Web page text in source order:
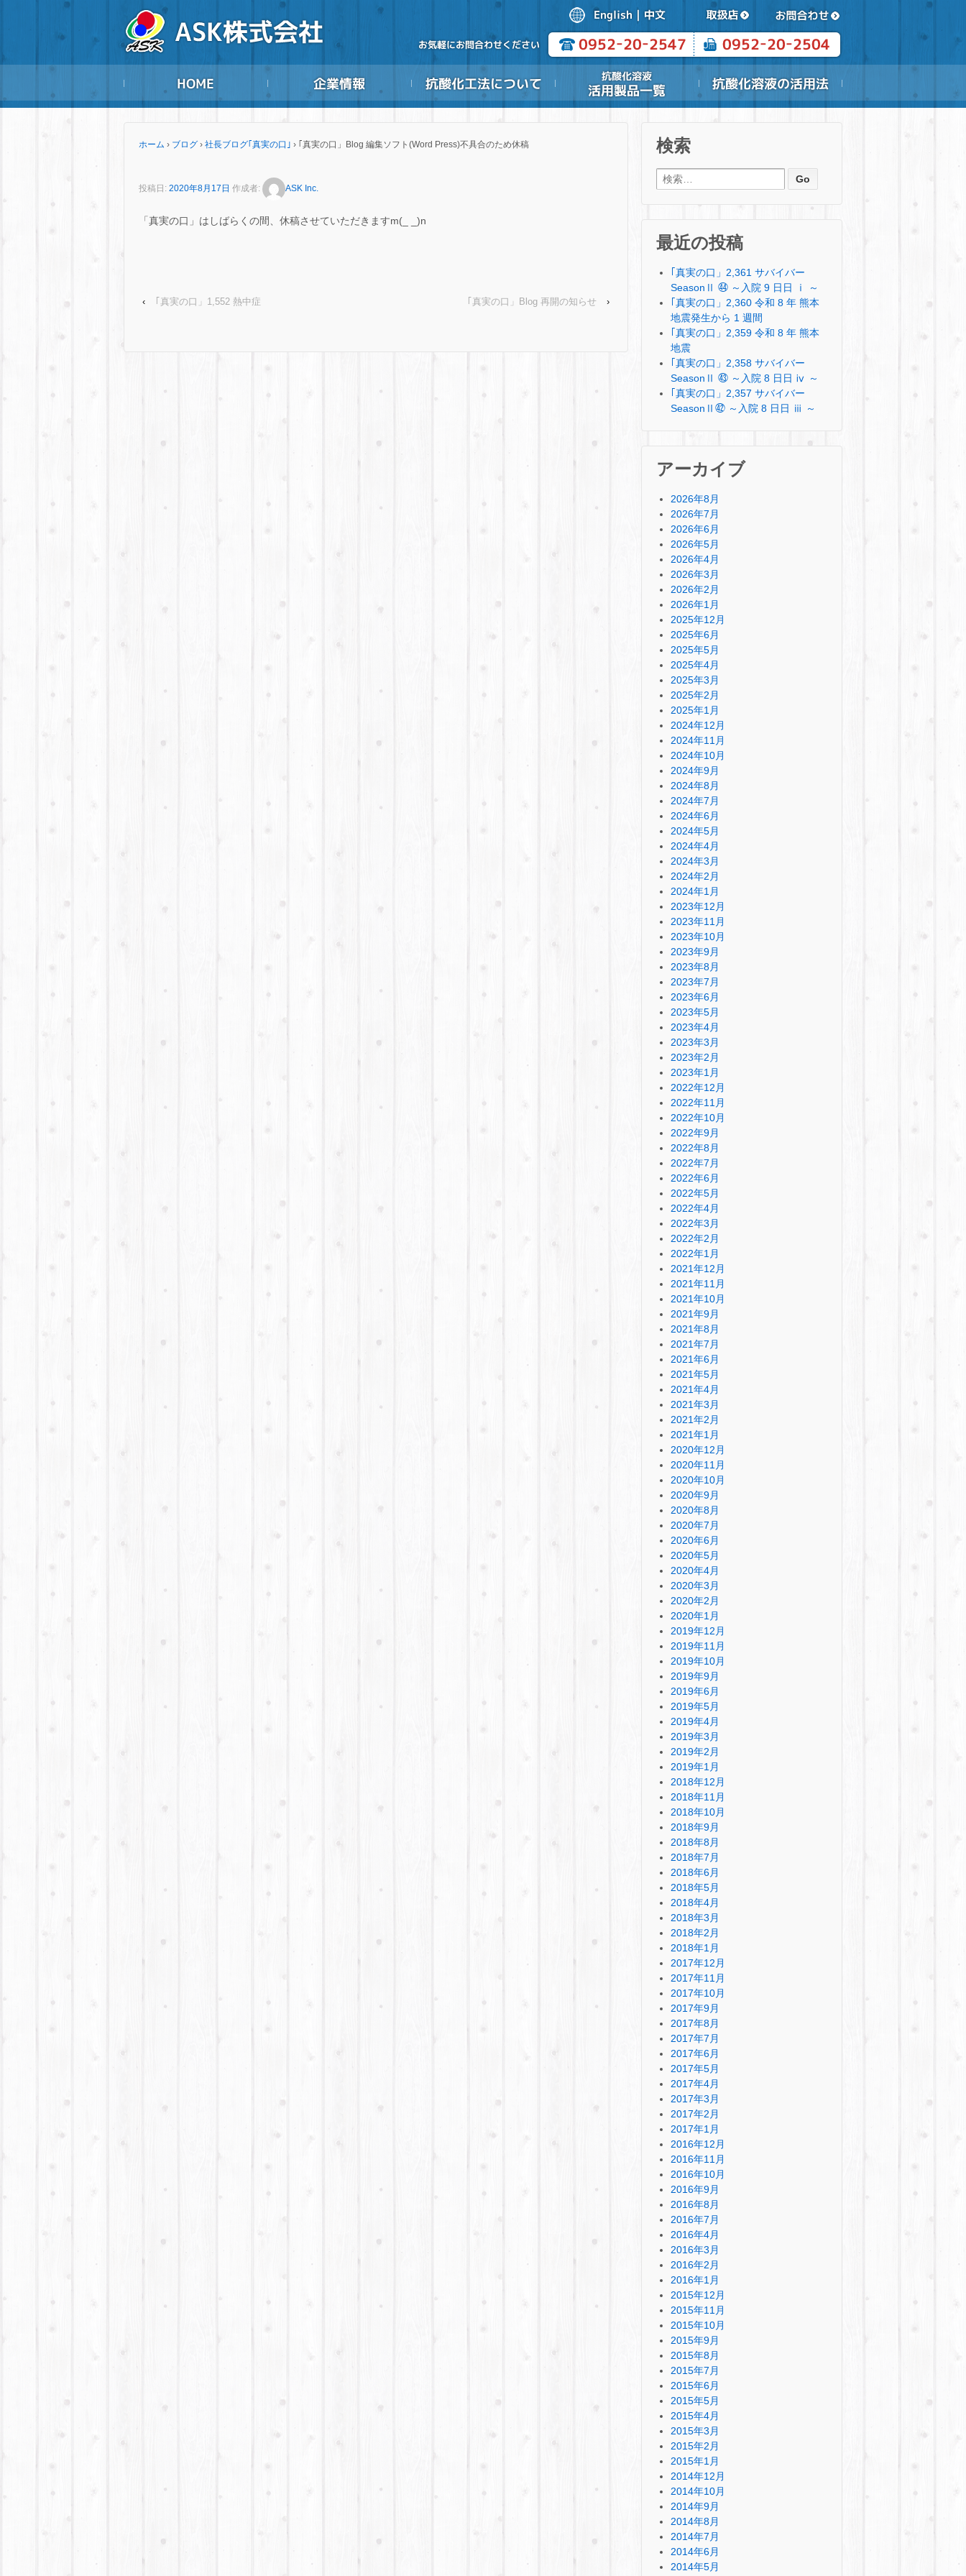
ホーム › ブログ › 社長ブログ｢真実の口｣ › ｢真実の口」Blog 編集ソフト(Word Press)不具合のため休稿
投稿日: 2020年8月17日 作成者: ASK Inc.
「真実の口」はしばらくの間、休稿させていただきますm(_ _)n
‹ ｢真実の口」1,552 熱中症 ｢真実の口」Blog 再開の知らせ ›
検索
検索:
最近の投稿
｢真実の口」2,361 サバイバー
SeasonⅡ ㊹ ～入院 9 日日 ⅰ ～
｢真実の口」2,360 令和 8 年 熊本
地震発生から 1 週間
｢真実の口」2,359 令和 8 年 熊本
地震
｢真実の口」2,358 サバイバー
SeasonⅡ ㊸ ～入院 8 日日 ⅳ ～
｢真実の口」2,357 サバイバー
SeasonⅡ㊷ ～入院 8 日日 ⅲ ～
アーカイブ
2026年8月
2026年7月
2026年6月
2026年5月
2026年4月
2026年3月
2026年2月
2026年1月
2025年12月
2025年6月
2025年5月
2025年4月
2025年3月
2025年2月
2025年1月
2024年12月
2024年11月
2024年10月
2024年9月
2024年8月
2024年7月
2024年6月
2024年5月
2024年4月
2024年3月
2024年2月
2024年1月
2023年12月
2023年11月
2023年10月
2023年9月
2023年8月
2023年7月
2023年6月
2023年5月
2023年4月
2023年3月
2023年2月
2023年1月
2022年12月
2022年11月
2022年10月
2022年9月
2022年8月
2022年7月
2022年6月
2022年5月
2022年4月
2022年3月
2022年2月
2022年1月
2021年12月
2021年11月
2021年10月
2021年9月
2021年8月
2021年7月
2021年6月
2021年5月
2021年4月
2021年3月
2021年2月
2021年1月
2020年12月
2020年11月
2020年10月
2020年9月
2020年8月
2020年7月
2020年6月
2020年5月
2020年4月
2020年3月
2020年2月
2020年1月
2019年12月
2019年11月
2019年10月
2019年9月
2019年6月
2019年5月
2019年4月
2019年3月
2019年2月
2019年1月
2018年12月
2018年11月
2018年10月
2018年9月
2018年8月
2018年7月
2018年6月
2018年5月
2018年4月
2018年3月
2018年2月
2018年1月
2017年12月
2017年11月
2017年10月
2017年9月
2017年8月
2017年7月
2017年6月
2017年5月
2017年4月
2017年3月
2017年2月
2017年1月
2016年12月
2016年11月
2016年10月
2016年9月
2016年8月
2016年7月
2016年4月
2016年3月
2016年2月
2016年1月
2015年12月
2015年11月
2015年10月
2015年9月
2015年8月
2015年7月
2015年6月
2015年5月
2015年4月
2015年3月
2015年2月
2015年1月
2014年12月
2014年10月
2014年9月
2014年8月
2014年7月
2014年6月
2014年5月